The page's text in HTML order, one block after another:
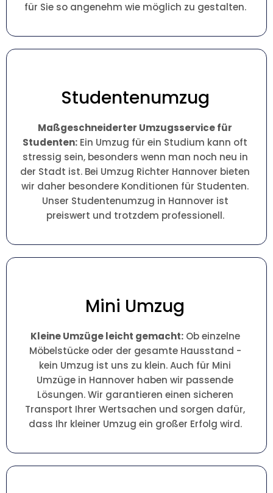
für Sie so angenehm wie möglich zu gestalten.
Studentenumzug
Maßgeschneiderter Umzugsservice für
Studenten: Ein Umzug für ein Studium kann oft
stressig sein, besonders wenn man noch neu in
der Stadt ist. Bei Umzug Richter Hannover bieten
wir daher besondere Konditionen für Studenten.
Unser Studentenumzug in Hannover ist
preiswert und trotzdem professionell.
Mini Umzug
Kleine Umzüge leicht gemacht:Ob einzelne
Möbelstücke oder der gesamte Hausstand -
kein Umzug ist uns zu klein. Auch für Mini
Umzüge in Hannover haben wir passende
Lösungen. Wir garantieren einen sicheren
Transport Ihrer Wertsachen und sorgen dafür,
dass Ihr kleiner Umzug ein großer Erfolg wird.